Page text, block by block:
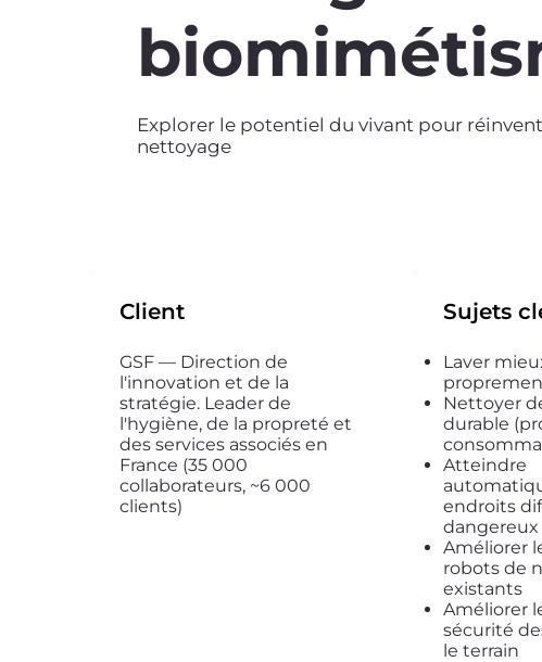
Explorer le potentiel du vivant pour
nettoyage
Sujets
Laver
Nettoyer
durable
Atteindre
endroits
dangereux
Améliorer
robots de
existants
Améliorer
sécurité
le terrain
Client
GSF — Direction de
l'innovation et de la
stratégie. Leader de
l'hygiène, de la propreté et
des services associés en
France (35 000
collaborateurs, ~6 000
clients)